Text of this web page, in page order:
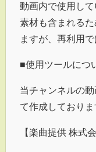
動画内で使用し
素材も含まれる
ますが、再利用で
■使用ツールにつ
当チャンネルの
て作成しておりま
【楽曲提供 株式